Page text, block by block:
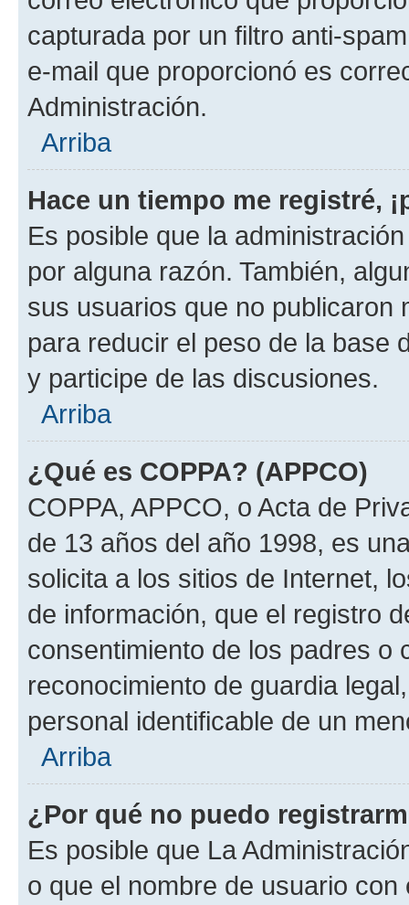
capturada por un filtro anti-
e-mail que proporcionó es
Administración.
Arriba
Hace un tiempo me registré,
Es posible que la
por alguna razón. También,
sus usuarios que no publicaron
para reducir el peso de la base
y participe de las discusiones.
Arriba
¿Qué es COPPA? (APPCO)
COPPA, APPCO, o Acta de
de 13 años del año 1998, es
solicita a los sitios de Internet,
de información, que el registro
consentimiento de los padres o
reconocimiento de guardia
personal identificable de un
Arriba
¿Por qué no puedo
Es posible que La
o que el nombre de usuario